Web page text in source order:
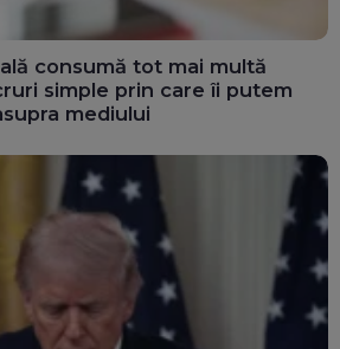
consumă tot mai multă
simple prin care îi putem
mediului